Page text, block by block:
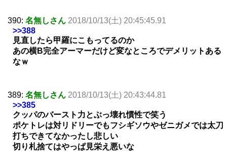
390: 名無しさん 2018/10/13(土) 20:45:45.91
>>388
見直したら甲羅にこもってるのか
あの横B完全アーマーだけど変なところでデメリットある
なｗ
389: 名無しさん 2018/10/13(土) 20:43:44.81
>>385
クッパのバースト力とぶっ壊れ慣性で笑う
ポケトレは対リドリーでもフシギソウやゼニガメでは太刀
打ちできてなかったし悲しい
切り札捨てはやっぱ見栄え悪いな